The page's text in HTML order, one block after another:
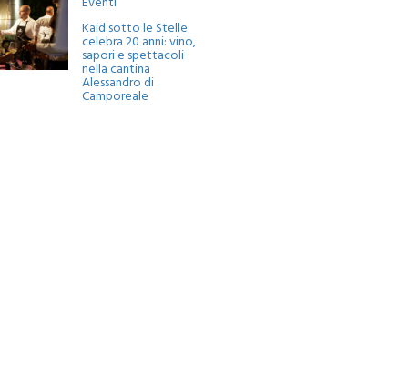
Eventi
Kaid sotto le Stelle
celebra 20 anni: vino,
sapori e spettacoli
nella cantina
Alessandro di
Camporeale